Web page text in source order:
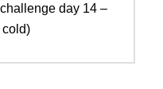
day 14 –